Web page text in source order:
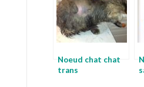
Noeud chat chat
trans